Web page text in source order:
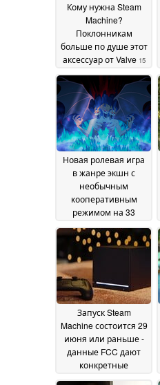
Кому нужна Steam
Machine?
Поклонникам
больше по душе этот
аксессуар от Valve 15
June 2026
Новая ролевая игра
в жанре экшн с
необычным
кооперативным
режимом на 33
Steam и получила
«очень
положительные»
отзывы, а также
предлагается со
скидкой 33 % в честь
запуска12 June 2026
Запуск Steam
Machine состоится 29
июня или раньше -
данные FCC дают
конкретные
09 June 2026